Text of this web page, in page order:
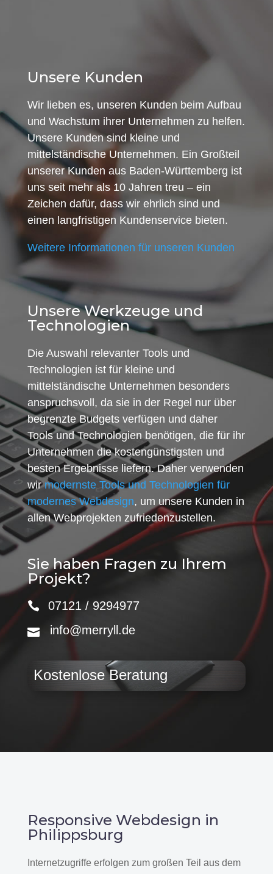
Unsere Kunden
Wir lieben es, unseren Kunden beim Aufbau
und Wachstum ihrer Unternehmen zu helfen.
Unsere Kunden sind kleine und
mittelständische Unternehmen. Ein Großteil
unserer Kunden aus Baden-Württemberg ist
uns seit mehr als 10 Jahren treu – ein
Zeichen dafür, dass wir ehrlich sind und
einen langfristigen Kundenservice bieten.
Weitere Informationen für unseren Kunden
Unsere Werkzeuge und
Technologien
Die Auswahl relevanter Tools und
Technologien ist für kleine und
mittelständische Unternehmen besonders
anspruchsvoll, da sie in der Regel nur über
begrenzte Budgets verfügen und daher
Tools und Technologien benötigen, die für ihr
Unternehmen die kostengünstigsten und
besten Ergebnisse liefern. Daher verwenden
wirmodernste Tools und Technologien für
modernes Webdesign, um unsere Kunden in
allen Webprojekten zufriedenzustellen.
Sie haben Fragen zu Ihrem
Projekt?
07121 / 9294977
info@merryll.de
Kostenlose Beratung
Responsive Webdesign in
Philippsburg
Internetzugriffe erfolgen zum großen Teil aus dem